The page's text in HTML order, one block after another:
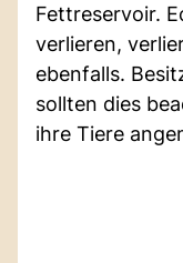
Fettreservoir.
verlieren,
ebenfalls.
sollten dies
ihre Tiere